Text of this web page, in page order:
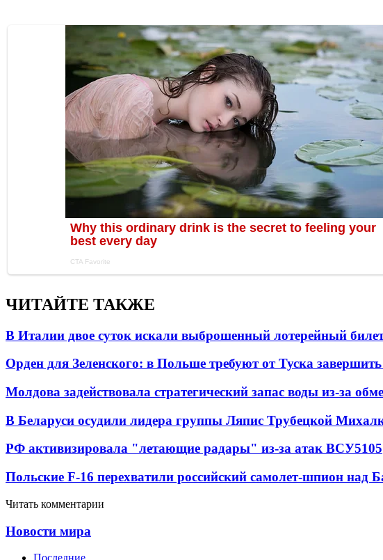
ЧИТАЙТЕ ТАКЖЕ
В Италии двое суток искали выброшенный лотерейный
Орден для Зеленского: в Польше требуют от Туска завершить
Молдова задействовала стратегический запас воды из-за
В Беларуси осудили лидера группы Ляпис Трубецкой
РФ активизировала "летающие радары" из-за атак ВСУ5105
Польские F-16 перехватили российский самолет-шпион над
Читать комментарии
Новости мира